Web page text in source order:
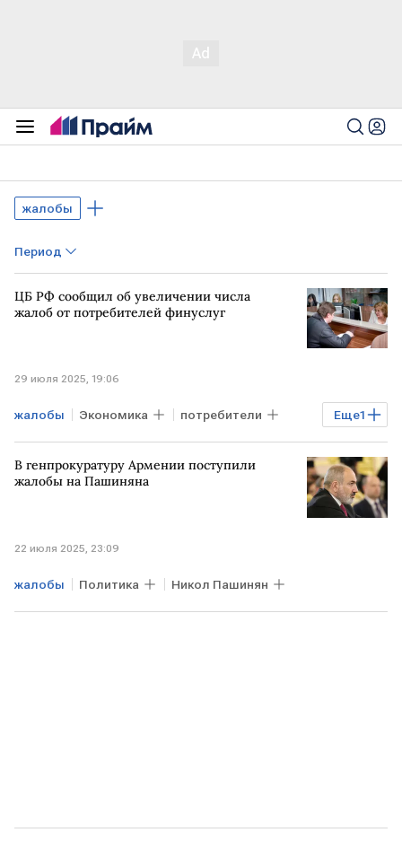
жалобы
Период
ЦБ РФ сообщил об увеличении числа
жалоб от потребителей финуслуг
29 июля 2025, 19:06
Еще1
жалобы Экономика потребители
финуслуги
В генпрокуратуру Армении поступили
жалобы на Пашиняна
22 июля 2025, 23:09
жалобы Политика Никол Пашинян